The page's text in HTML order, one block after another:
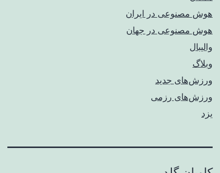
هوش مصنوعی در ایران
هوش مصنوعی در جهان
والیبال
وبلاگ
ورزش‌های جدید
ورزش‌های رزمی
یزد